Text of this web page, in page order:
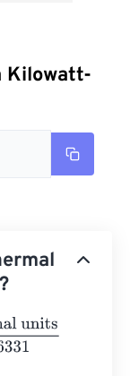
Kilowatt-
3412.1416331